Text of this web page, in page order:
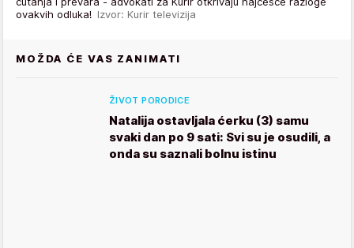
ovakvih odluka! Izvor: Kurir televizija
MOŽDA ĆE VAS ZANIMATI
ŽIVOT PORODICE
Natalija ostavljala ćerku (3) samu
svaki dan po 9 sati: Svi su je osudili, a
onda su saznali bolnu istinu